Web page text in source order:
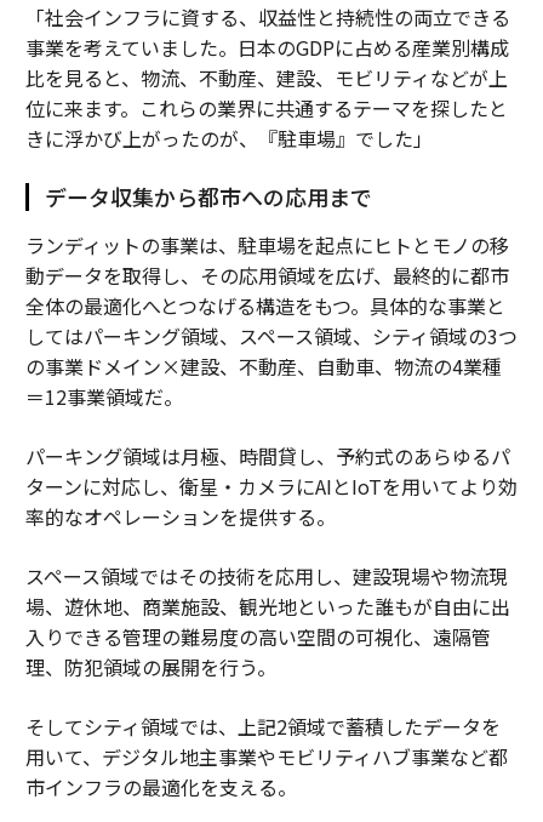
「社会インフラに資する、収益性と持続性の両立できる
事業を考えていました。日本のGDPに占める産業別構成
比を見ると、物流、不動産、建設、モビリティなどが上
位に来ます。これらの業界に共通するテーマを探したと
きに浮かび上がったのが、『駐車場』でした」
データ収集から都市への応用まで
ランディットの事業は、駐車場を起点にヒトとモノの移
動データを取得し、その応用領域を広げ、最終的に都市
全体の最適化へとつなげる構造をもつ。具体的な事業と
してはパーキング領域、スペース領域、シティ領域の3つ
の事業ドメイン×建設、不動産、自動車、物流の4業種
＝12事業領域だ。
パーキング領域は月極、時間貸し、予約式のあらゆるパ
ターンに対応し、衛星・カメラにAIとIoTを用いてより効
率的なオペレーションを提供する。
スペース領域ではその技術を応用し、建設現場や物流現
場、遊休地、商業施設、観光地といった誰もが自由に出
入りできる管理の難易度の高い空間の可視化、遠隔管
理、防犯領域の展開を行う。
そしてシティ領域では、上記2領域で蓄積したデータを
用いて、デジタル地主事業やモビリティハブ事業など都
市インフラの最適化を支える。